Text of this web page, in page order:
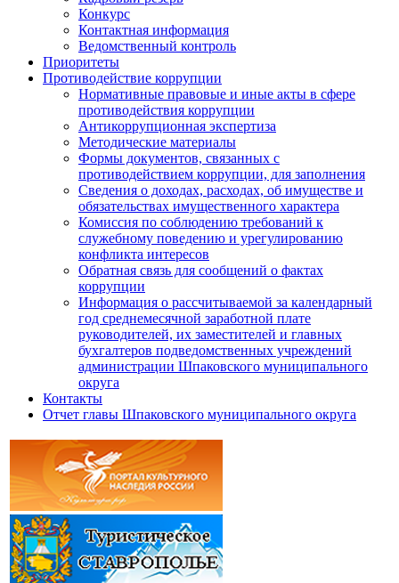
Конкурс
Контактная информация
Ведомственный контроль
Приоритеты
Противодействие коррупции
Нормативные правовые и иные акты в сфере
противодействия коррупции
Антикоррупционная экспертиза
Методические материалы
Формы документов, связанных с
противодействием коррупции, для заполнения
Сведения о доходах, расходах, об имуществе и
обязательствах имущественного характера
Комиссия по соблюдению требований к
служебному поведению и урегулированию
конфликта интересов
Обратная связь для сообщений о фактах
коррупции
Информация о рассчитываемой за календарный
год среднемесячной заработной плате
руководителей, их заместителей и главных
бухгалтеров подведомственных учреждений
администрации Шпаковского муниципального
округа
Контакты
Отчет главы Шпаковского муниципального округа